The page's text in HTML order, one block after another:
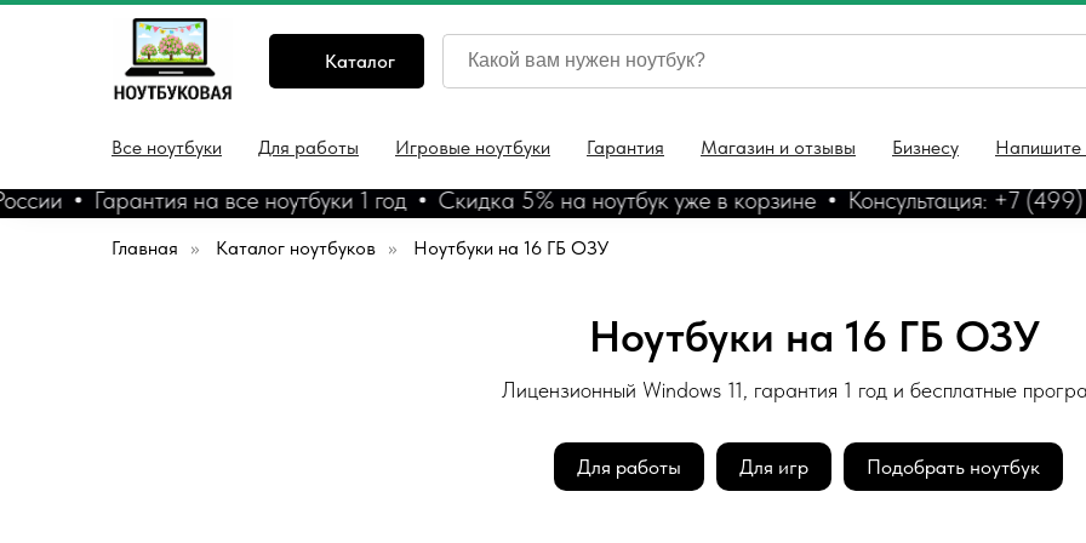
Каталог
Все ноутбуки Для работы Игровые ноутбуки Гарантия Магазин и отзывы Бизнесу Напишите
Гарантия на все ноутбуки 1 год Скидка 5% на ноутбук уже в корзине Консультация: +7 (499)
Главная » Каталог ноутбуков » Ноутбуки на 16 ГБ ОЗУ
Ноутбуки на 16 ГБ ОЗУ
Лицензионный Windows 11, гарантия 1 год и бесплатные
Для работы Для игр Подобрать ноутбук